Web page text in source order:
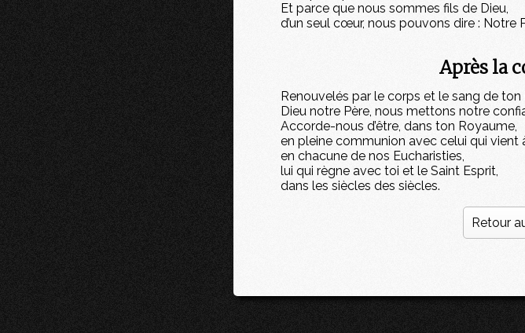
Et parce que nous sommes fils de Dieu,
d’un seul cœur, nous pouvons dire : Notre
Après la
Renouvelés par le corps et le sang de ton
Dieu notre Père, nous mettons notre
Accorde-nous d’être, dans ton Royaume,
en pleine communion avec celui qui vient
en chacune de nos Eucharisties,
lui qui règne avec toi et le Saint Esprit,
dans les siècles des siècles.
Retour